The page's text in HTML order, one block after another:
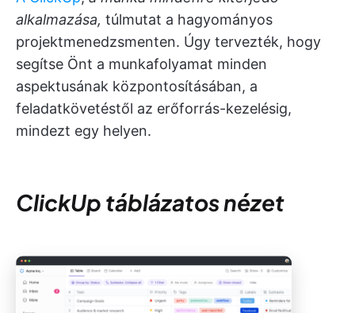
alkalmazása, túlmutat a hagyományos
projektmenedzsmenten. Úgy tervezték, hogy
segítse Önt a munkafolyamat minden
aspektusának központosításában, a
feladatkövetéstől az erőforrás-kezelésig,
mindezt egy helyen.
ClickUp táblázatos nézet